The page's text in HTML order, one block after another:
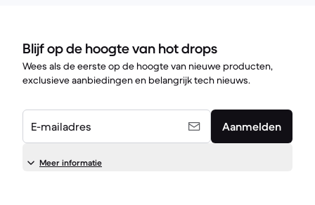
Blijf op de hoogte van hot drops
Wees als de eerste op de hoogte van nieuwe producten,
exclusieve aanbiedingen en belangrijk tech nieuws.
E-mailadres Aanmelden
Meer informatie